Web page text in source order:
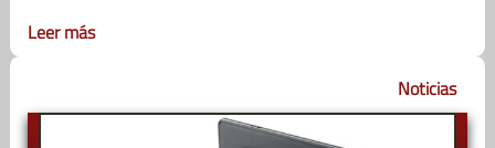
Leer más
Noticias